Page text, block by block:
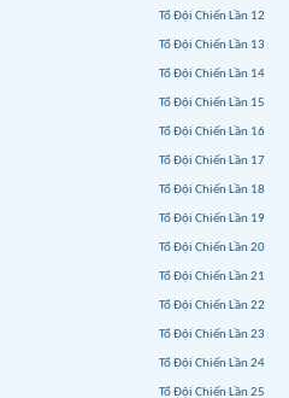
Tổ Đội Chiến Lần 12
Tổ Đội Chiến Lần 13
Tổ Đội Chiến Lần 14
Tổ Đội Chiến Lần 15
Tổ Đội Chiến Lần 16
Tổ Đội Chiến Lần 17
Tổ Đội Chiến Lần 18
Tổ Đội Chiến Lần 19
Tổ Đội Chiến Lần 20
Tổ Đội Chiến Lần 21
Tổ Đội Chiến Lần 22
Tổ Đội Chiến Lần 23
Tổ Đội Chiến Lần 24
Tổ Đội Chiến Lần 25